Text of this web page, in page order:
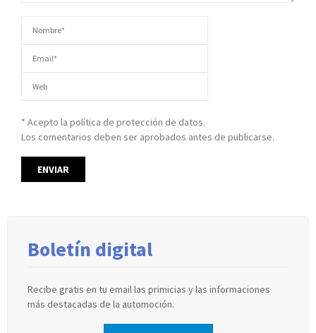
* Acepto la política de protección de datos.
Los comentarios deben ser aprobados antes de publicarse.
Boletín digital
Recibe gratis en tu email las primicias y las informaciones
más destacadas de la automoción.